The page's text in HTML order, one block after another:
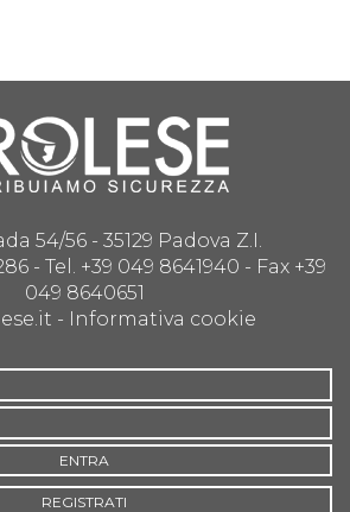
54/56 - 35129 Padova Z.I.
- Tel. +39 049 8641940 - Fax +39
049 8640651
- Informativa cookie
ENTRA
REGISTRATI